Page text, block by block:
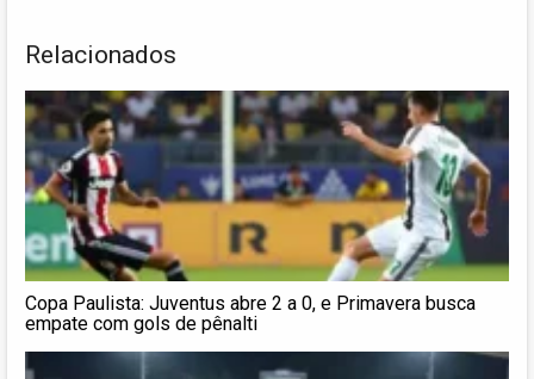
Relacionados
Copa Paulista: Juventus abre 2 a 0, e Primavera busca
empate com gols de pênalti